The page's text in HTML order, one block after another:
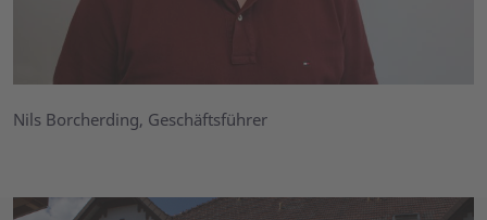
Nils Borcherding, Geschäftsführer